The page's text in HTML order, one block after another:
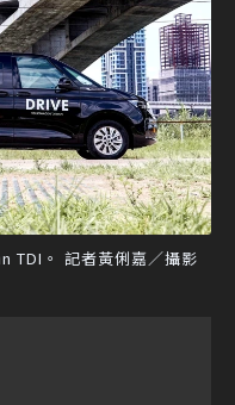
TDI。 記者黃俐嘉／攝影